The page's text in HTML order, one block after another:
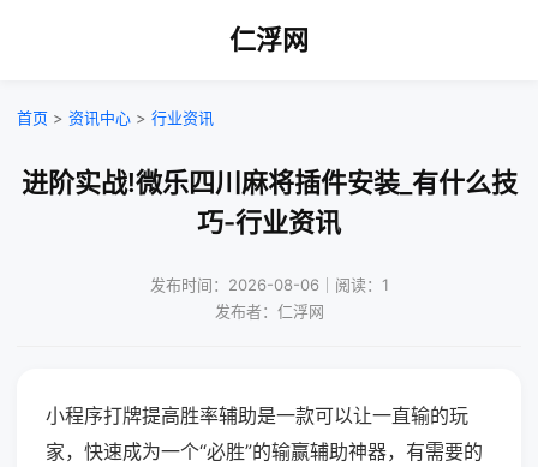
仁浮网
首页 > 资讯中心 > 行业资讯
进阶实战!微乐四川麻将插件安装_有什么技
巧-行业资讯
发布时间：2026-08-06｜阅读：1
发布者：仁浮网
小程序打牌提高胜率辅助是一款可以让一直输的玩
家，快速成为一个“必胜”的输赢辅助神器，有需要的